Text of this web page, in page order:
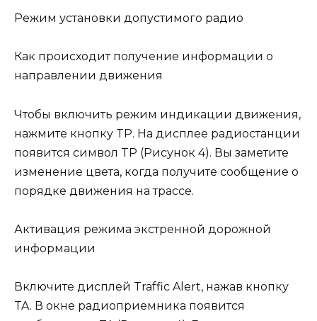
Режим установки допустимого радио
Как происходит получение информации о
направлении движения
Чтобы включить режим индикации движения,
нажмите кнопку TP. На дисплее радиостанции
появится символ TP (Рисунок 4). Вы заметите
изменение цвета, когда получите сообщение о
порядке движения на трассе.
Активация режима экстренной дорожной
информации
Включите дисплей Traffic Alert, нажав кнопку
TA. В окне радиоприемника появится